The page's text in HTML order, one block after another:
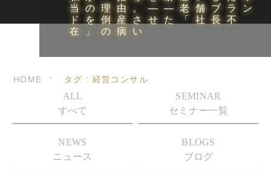
当の理由。――老舗ブラン
ドを倒産させた「社長不
在」の病い
HOME タグ : 経営コンサル
ALL
すべて
SEMINAR
セミナー一覧
NEWS
ニュース
BLOGS
ブログ